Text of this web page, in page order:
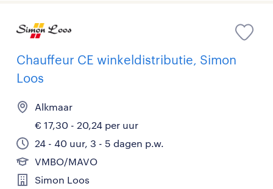
Chauffeur CE winkeldistributie, Simon
Loos
Alkmaar
€ 17,30 - 20,24 per uur
24 - 40 uur, 3 - 5 dagen p.w.
VMBO/MAVO
Simon Loos